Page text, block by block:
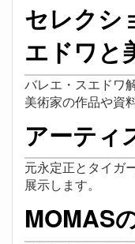
セレクシ
エドワと
バレエ・スエドワ
美術家の作品や資
アーティ
元永定正とタイガ
展示します。
MOMAS